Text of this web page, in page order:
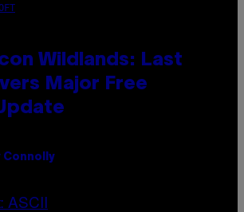
Wildlands: Last
Major Free
Connolly